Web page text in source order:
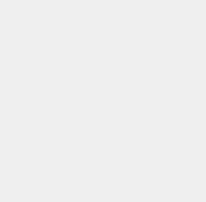
побережье Мраморного моря
пешком, то такси или
- это, чтобы выкатиться ))).
важно. Кстати, цены в дьюти
и дружелюбный, и даже незнание